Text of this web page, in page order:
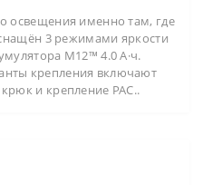
освещения именно там, где
3 режимами яркости
M12™ 4.0 А·ч.
крепления включают
и крепление PAC..